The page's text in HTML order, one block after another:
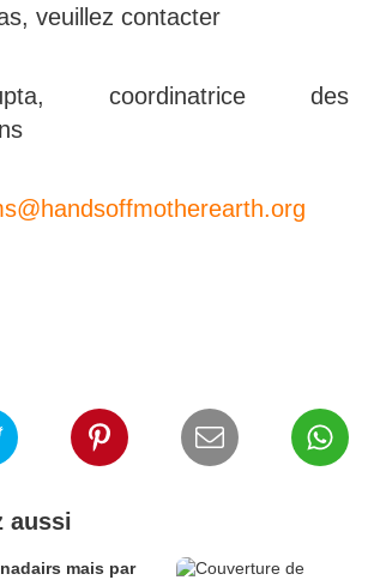
veuillez contacter
coordinatrice des
aussi
mais par